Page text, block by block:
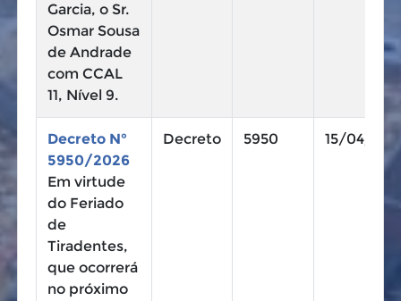
Garcia, o Sr.
Osmar Sousa
de Andrade
com CCAL
11, Nível 9.
Decreto N°
5950/2026
Em virtude
do Feriado
de
Tiradentes,
que ocorrerá
no próximo
Decreto 5950 15/04/